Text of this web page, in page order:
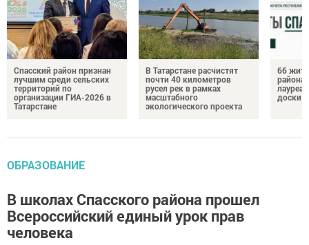
Спасский район признан
лучшим среди сельских
территорий по
организации ГИА-2026 в
Татарстане
В Татарстане расчистят
почти 40 километров
русел рек в рамках
масштабного
экологического проекта
66
района
доски
ОБРАЗОВАНИЕ
В школах Спасского района прошел
Всероссийский единый урок прав
человека